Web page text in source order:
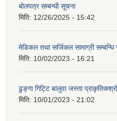
बोलपत्र सम्बन्धी सूचना
मिति: 12/26/2025 - 15:42
मेडिकल तथा सर्जिकल सामाग्री
मिति: 10/02/2023 - 16:21
ढुङ्गा गिट्टि बालुवा जस्ता
मिति: 10/01/2023 - 21:02